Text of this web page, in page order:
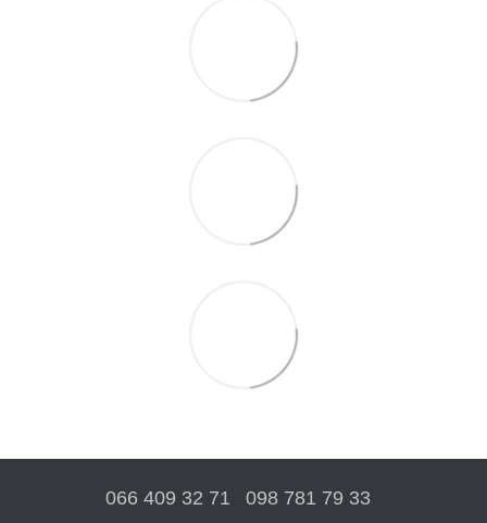
066 409 32 71 098 781 79 33